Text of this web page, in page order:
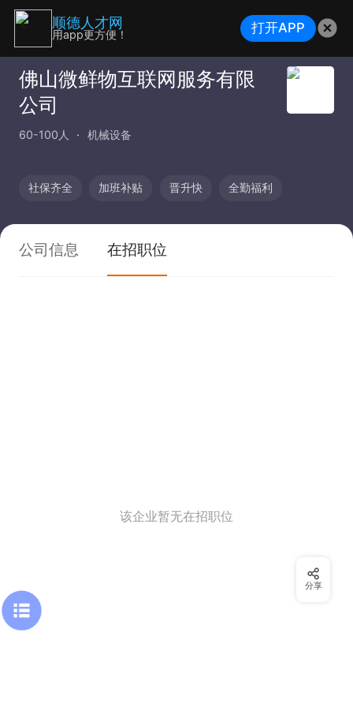
佛山微鲜物互联网服务有限
公司
60-100人 机械设备
社保齐全 加班补贴 晋升快 全勤福利
公司信息 在招职位
该企业暂无在招职位
分享
顺德人才网
用app更方便！ 打开APP